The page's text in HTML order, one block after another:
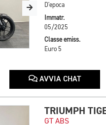
D'epoca
Immatr.
05/2025
Classe emiss.
Euro 5
AVVIA CHAT
TRIUMPH
GT ABS